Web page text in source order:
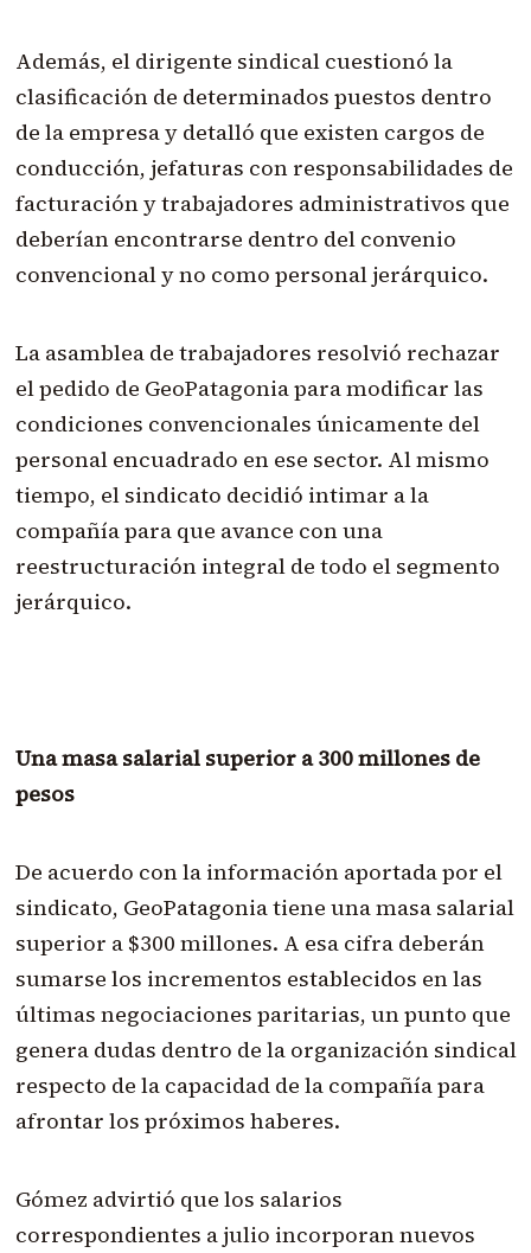
Además, el dirigente sindical cuestionó la
clasificación de determinados puestos dentro
de la empresa y detalló que existen cargos de
conducción, jefaturas con responsabilidades de
facturación y trabajadores administrativos que
deberían encontrarse dentro del convenio
convencional y no como personal jerárquico.
La asamblea de trabajadores resolvió rechazar
el pedido de GeoPatagonia para modificar las
condiciones convencionales únicamente del
personal encuadrado en ese sector. Al mismo
tiempo, el sindicato decidió intimar a la
compañía para que avance con una
reestructuración integral de todo el segmento
jerárquico.
Una masa salarial superior a 300 millones de
pesos
De acuerdo con la información aportada por el
sindicato, GeoPatagonia tiene una masa salarial
superior a $300 millones. A esa cifra deberán
sumarse los incrementos establecidos en las
últimas negociaciones paritarias, un punto que
genera dudas dentro de la organización sindical
respecto de la capacidad de la compañía para
afrontar los próximos haberes.
Gómez advirtió que los salarios
correspondientes a julio incorporan nuevos